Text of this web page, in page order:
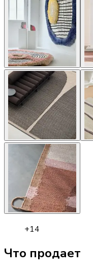
+14
Что продает